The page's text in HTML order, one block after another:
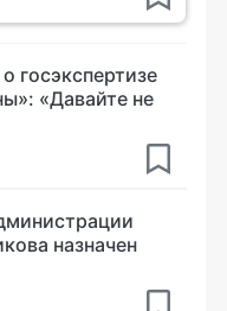
госэкспертизе
«Давайте не
назначен